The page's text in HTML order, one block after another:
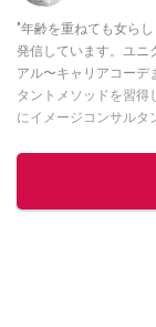
"年齢を重ねても女ら
発信しています。ユニ
アル〜キャリアコーデ
タントメソッドを習得
にイメージコンサルタ
積み上げ続けている外